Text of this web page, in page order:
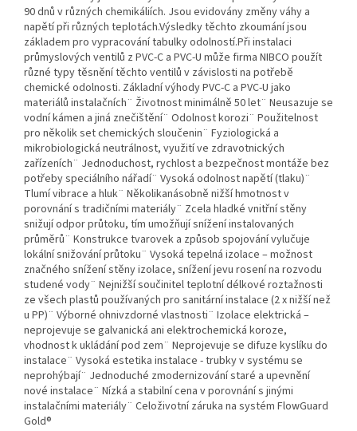
90 dnů v různých chemikáliích. Jsou evidovány změny váhy a
napětí při různých teplotách.Výsledky těchto zkoumání jsou
základem pro vypracování tabulky odolností.Při instalaci
průmyslových ventilů z PVC-C a PVC-U může firma NIBCO použít
různé typy těsnění těchto ventilů v závislosti na potřebě
chemické odolnosti. Základní výhody PVC-C a PVC-U jako
materiálů instalačních¨ Životnost minimálně 50 let¨ Neusazuje se
vodní kámen a jiná znečištění¨ Odolnost korozi¨ Použitelnost
pro několik set chemických sloučenin¨ Fyziologická a
mikrobiologická neutrálnost, využití ve zdravotnických
zařízeních¨ Jednoduchost, rychlost a bezpečnost montáže bez
potřeby speciálního nářadí¨ Vysoká odolnost napětí (tlaku)¨
Tlumí vibrace a hluk¨ Několikanásobně nižší hmotnost v
porovnání s tradičními materiály¨ Zcela hladké vnitřní stěny
snižují odpor průtoku, tím umožňují snížení instalovaných
průměrů¨ Konstrukce tvarovek a způsob spojování vylučuje
lokální snižování průtoku¨ Vysoká tepelná izolace – možnost
značného snížení stěny izolace, snížení jevu rosení na rozvodu
studené vody¨ Nejnižší součinitel teplotní délkové roztažnosti
ze všech plastů používaných pro sanitární instalace (2 x nižší než
u PP)¨ Výborné ohnivzdorné vlastnosti¨ Izolace elektrická –
neprojevuje se galvanická ani elektrochemická koroze,
vhodnost k ukládání pod zem¨ Neprojevuje se difuze kyslíku do
instalace¨ Vysoká estetika instalace - trubky v systému se
neprohýbají¨ Jednoduché zmodernizování staré a upevnění
nové instalace¨ Nízká a stabilní cena v porovnání s jinými
instalačními materiály¨ Celoživotní záruka na systém FlowGuard
Gold®